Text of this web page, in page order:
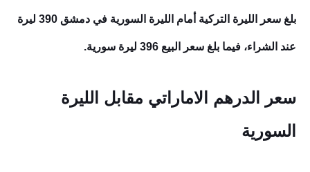
بلغ سعر الليرة التركية أمام الليرة السورية في دمشق 390 ليرة
عند الشراء، فيما بلغ سعر البيع 396 ليرة سورية.
سعر الدرهم الاماراتي مقابل الليرة
السورية